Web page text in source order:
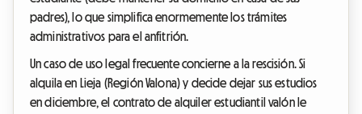
padres), lo que simplifica enormemente los trámites
administrativos para el anfitrión.
Un caso de uso legal frecuente concierne a la rescisión. Si
alquila en Lieja (Región Valona) y decide dejar sus estudios
en diciembre, el contrato de alquiler estudiantil valón le